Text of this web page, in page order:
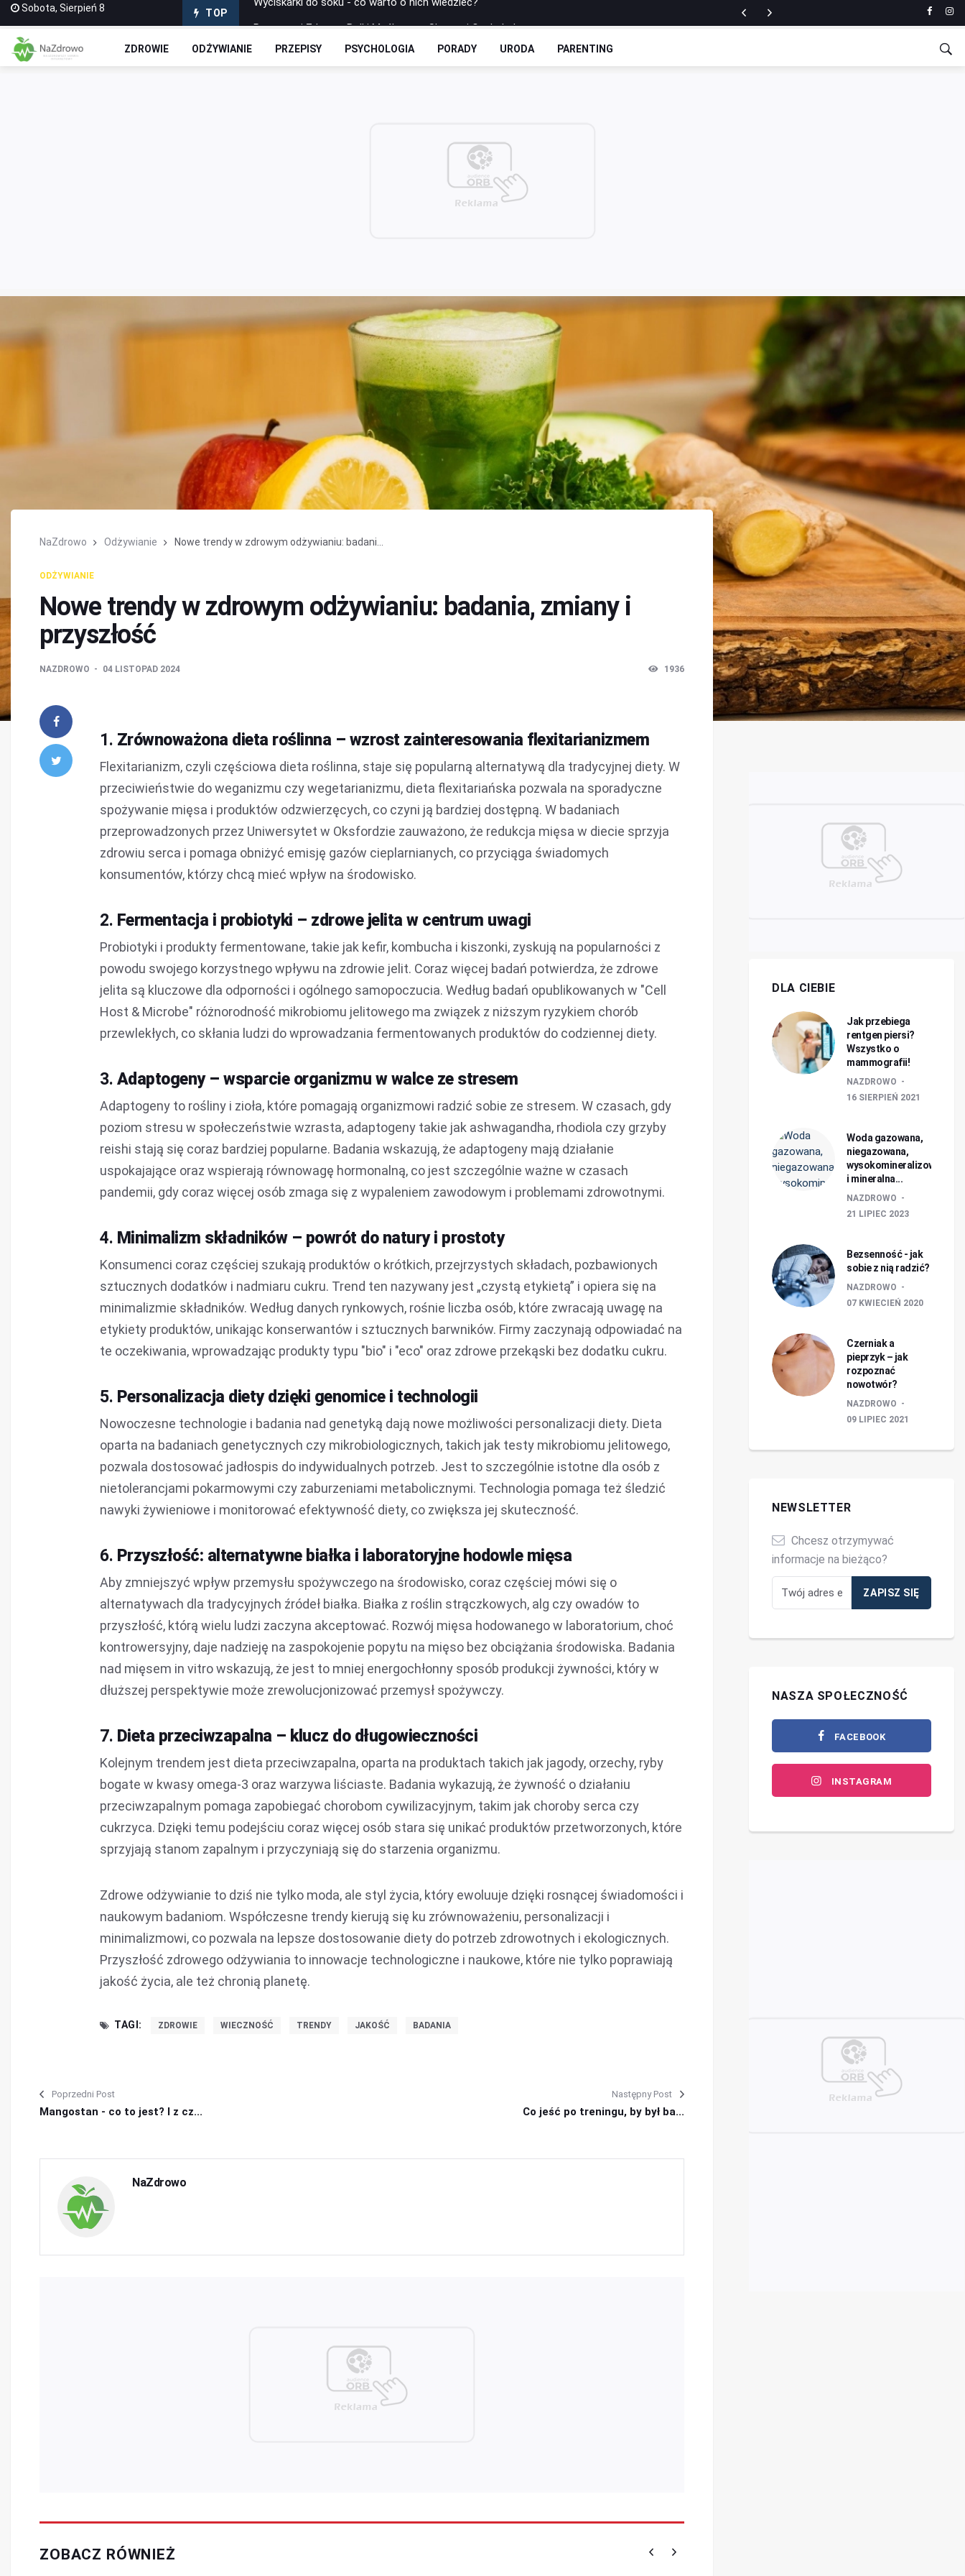
Sobota, Sierpień 8 TOP
ZDROWIE ODŻYWIANIE PRZEPISY PSYCHOLOGIA PORADY URODA PARENTING
NaZdrowo Odżywianie Nowe trendy w zdrowym odżywianiu: badani...
ODŻYWIANIE
Nowe trendy w zdrowym odżywianiu: badania, zmiany i
przyszłość
NAZDROWO 04 LISTOPAD 2024 1936
1. Zrównoważona dieta roślinna – wzrost zainteresowania flexitarianizmem
Flexitarianizm, czyli częściowa dieta roślinna, staje się popularną alternatywą dla tradycyjnej diety. W
przeciwieństwie do weganizmu czy wegetarianizmu, dieta flexitariańska pozwala na sporadyczne
spożywanie mięsa i produktów odzwierzęcych, co czyni ją bardziej dostępną. W badaniach
przeprowadzonych przez Uniwersytet w Oksfordzie zauważono, że redukcja mięsa w diecie sprzyja
zdrowiu serca i pomaga obniżyć emisję gazów cieplarnianych, co przyciąga świadomych
konsumentów, którzy chcą mieć wpływ na środowisko.
2. Fermentacja i probiotyki – zdrowe jelita w centrum uwagi
Probiotyki i produkty fermentowane, takie jak kefir, kombucha i kiszonki, zyskują na popularności z
powodu swojego korzystnego wpływu na zdrowie jelit. Coraz więcej badań potwierdza, że zdrowe
jelita są kluczowe dla odporności i ogólnego samopoczucia. Według badań opublikowanych w "Cell
Host & Microbe" różnorodność mikrobiomu jelitowego ma związek z niższym ryzykiem chorób
przewlekłych, co skłania ludzi do wprowadzania fermentowanych produktów do codziennej diety.
3. Adaptogeny – wsparcie organizmu w walce ze stresem
Adaptogeny to rośliny i zioła, które pomagają organizmowi radzić sobie ze stresem. W czasach, gdy
poziom stresu w społeczeństwie wzrasta, adaptogeny takie jak ashwagandha, rhodiola czy grzyby
reishi stają się coraz bardziej popularne. Badania wskazują, że adaptogeny mają działanie
uspokajające oraz wspierają równowagę hormonalną, co jest szczególnie ważne w czasach
pandemii, gdy coraz więcej osób zmaga się z wypaleniem zawodowym i problemami zdrowotnymi.
4. Minimalizm składników – powrót do natury i prostoty
Konsumenci coraz częściej szukają produktów o krótkich, przejrzystych składach, pozbawionych
sztucznych dodatków i nadmiaru cukru. Trend ten nazywany jest „czystą etykietą” i opiera się na
minimalizmie składników. Według danych rynkowych, rośnie liczba osób, które zwracają uwagę na
etykiety produktów, unikając konserwantów i sztucznych barwników. Firmy zaczynają odpowiadać na
te oczekiwania, wprowadzając produkty typu "bio" i "eco" oraz zdrowe przekąski bez dodatku cukru.
5. Personalizacja diety dzięki genomice i technologii
Nowoczesne technologie i badania nad genetyką dają nowe możliwości personalizacji diety. Dieta
oparta na badaniach genetycznych czy mikrobiologicznych, takich jak testy mikrobiomu jelitowego,
pozwala dostosować jadłospis do indywidualnych potrzeb. Jest to szczególnie istotne dla osób z
nietolerancjami pokarmowymi czy zaburzeniami metabolicznymi. Technologia pomaga też śledzić
nawyki żywieniowe i monitorować efektywność diety, co zwiększa jej skuteczność.
6. Przyszłość: alternatywne białka i laboratoryjne hodowle mięsa
Aby zmniejszyć wpływ przemysłu spożywczego na środowisko, coraz częściej mówi się o
alternatywach dla tradycyjnych źródeł białka. Białka z roślin strączkowych, alg czy owadów to
przyszłość, którą wielu ludzi zaczyna akceptować. Rozwój mięsa hodowanego w laboratorium, choć
kontrowersyjny, daje nadzieję na zaspokojenie popytu na mięso bez obciążania środowiska. Badania
nad mięsem in vitro wskazują, że jest to mniej energochłonny sposób produkcji żywności, który w
dłuższej perspektywie może zrewolucjonizować przemysł spożywczy.
7. Dieta przeciwzapalna – klucz do długowieczności
Kolejnym trendem jest dieta przeciwzapalna, oparta na produktach takich jak jagody, orzechy, ryby
bogate w kwasy omega-3 oraz warzywa liściaste. Badania wykazują, że żywność o działaniu
przeciwzapalnym pomaga zapobiegać chorobom cywilizacyjnym, takim jak choroby serca czy
cukrzyca. Dzięki temu podejściu coraz więcej osób stara się unikać produktów przetworzonych, które
sprzyjają stanom zapalnym i przyczyniają się do starzenia organizmu.
Zdrowe odżywianie to dziś nie tylko moda, ale styl życia, który ewoluuje dzięki rosnącej świadomości i
naukowym badaniom. Współczesne trendy kierują się ku zrównoważeniu, personalizacji i
minimalizmowi, co pozwala na lepsze dostosowanie diety do potrzeb zdrowotnych i ekologicznych.
Przyszłość zdrowego odżywiania to innowacje technologiczne i naukowe, które nie tylko poprawiają
jakość życia, ale też chronią planetę.
TAGI: ZDROWIE WIECZNOŚĆ TRENDY JAKOŚĆ BADANIA
Poprzedni Post
Mangostan - co to jest? I z cz...
Następny Post
Co jeść po treningu, by był ba...
NaZdrowo
ZOBACZ RÓWNIEŻ
DLA CIEBIE
Jak przebiega
rentgen piersi?
Wszystko o
mammografii!
NAZDROWO
16 SIERPIEŃ 2021
Woda gazowana,
niegazowana,
wysokomineralizowana
i mineralna...
NAZDROWO
21 LIPIEC 2023
Bezsenność - jak
sobie z nią radzić?
NAZDROWO
07 KWIECIEŃ 2020
Czerniak a
pieprzyk – jak
rozpoznać
nowotwór?
NAZDROWO
09 LIPIEC 2021
NEWSLETTER
Chcesz otrzymywać
informacje na bieżąco?
NASZA SPOŁECZNOŚĆ
FACEBOOK
INSTAGRAM